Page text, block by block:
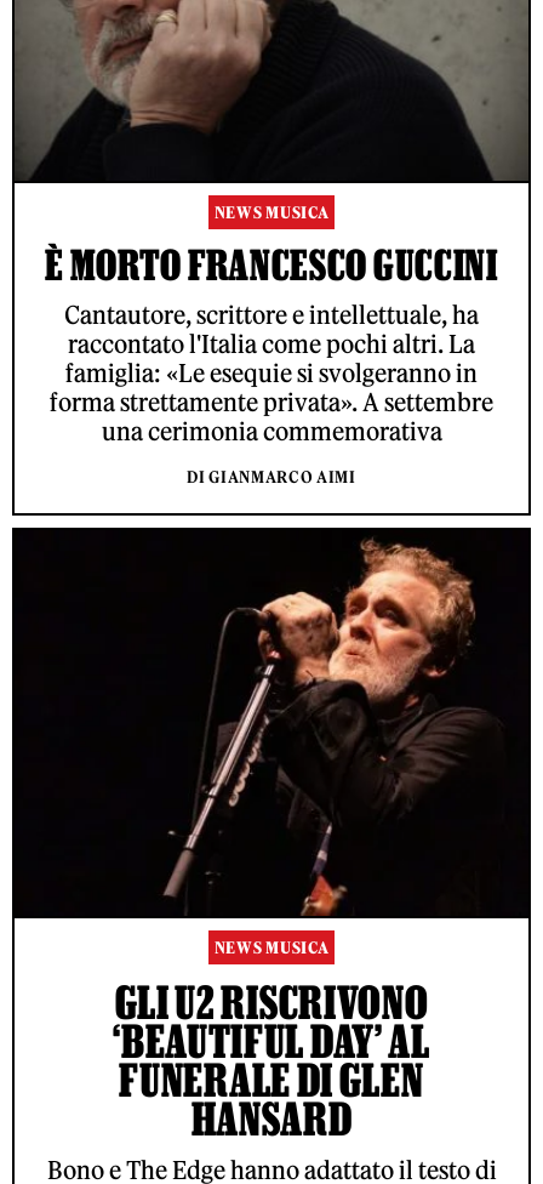
NEWS MUSICA
È MORTO FRANCESCO GUCCINI
Cantautore, scrittore e intellettuale, ha
raccontato l'Italia come pochi altri. La
famiglia: «Le esequie si svolgeranno in
forma strettamente privata». A settembre
una cerimonia commemorativa
DI GIANMARCO AIMI
NEWS MUSICA
GLI U2 RISCRIVONO
‘BEAUTIFUL DAY’ AL
FUNERALE DI GLEN
HANSARD
Bono e The Edge hanno adattato il testo di